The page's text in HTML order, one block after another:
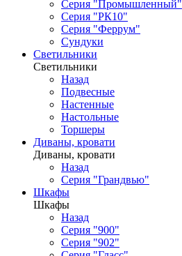
Серия "Промышленный"
Серия "РК10"
Серия "Феррум"
Сундуки
Светильники
Светильники
Назад
Подвесные
Настенные
Настольные
Торшеры
Диваны, кровати
Диваны, кровати
Назад
Серия "Грандвью"
Шкафы
Шкафы
Назад
Серия "900"
Серия "902"